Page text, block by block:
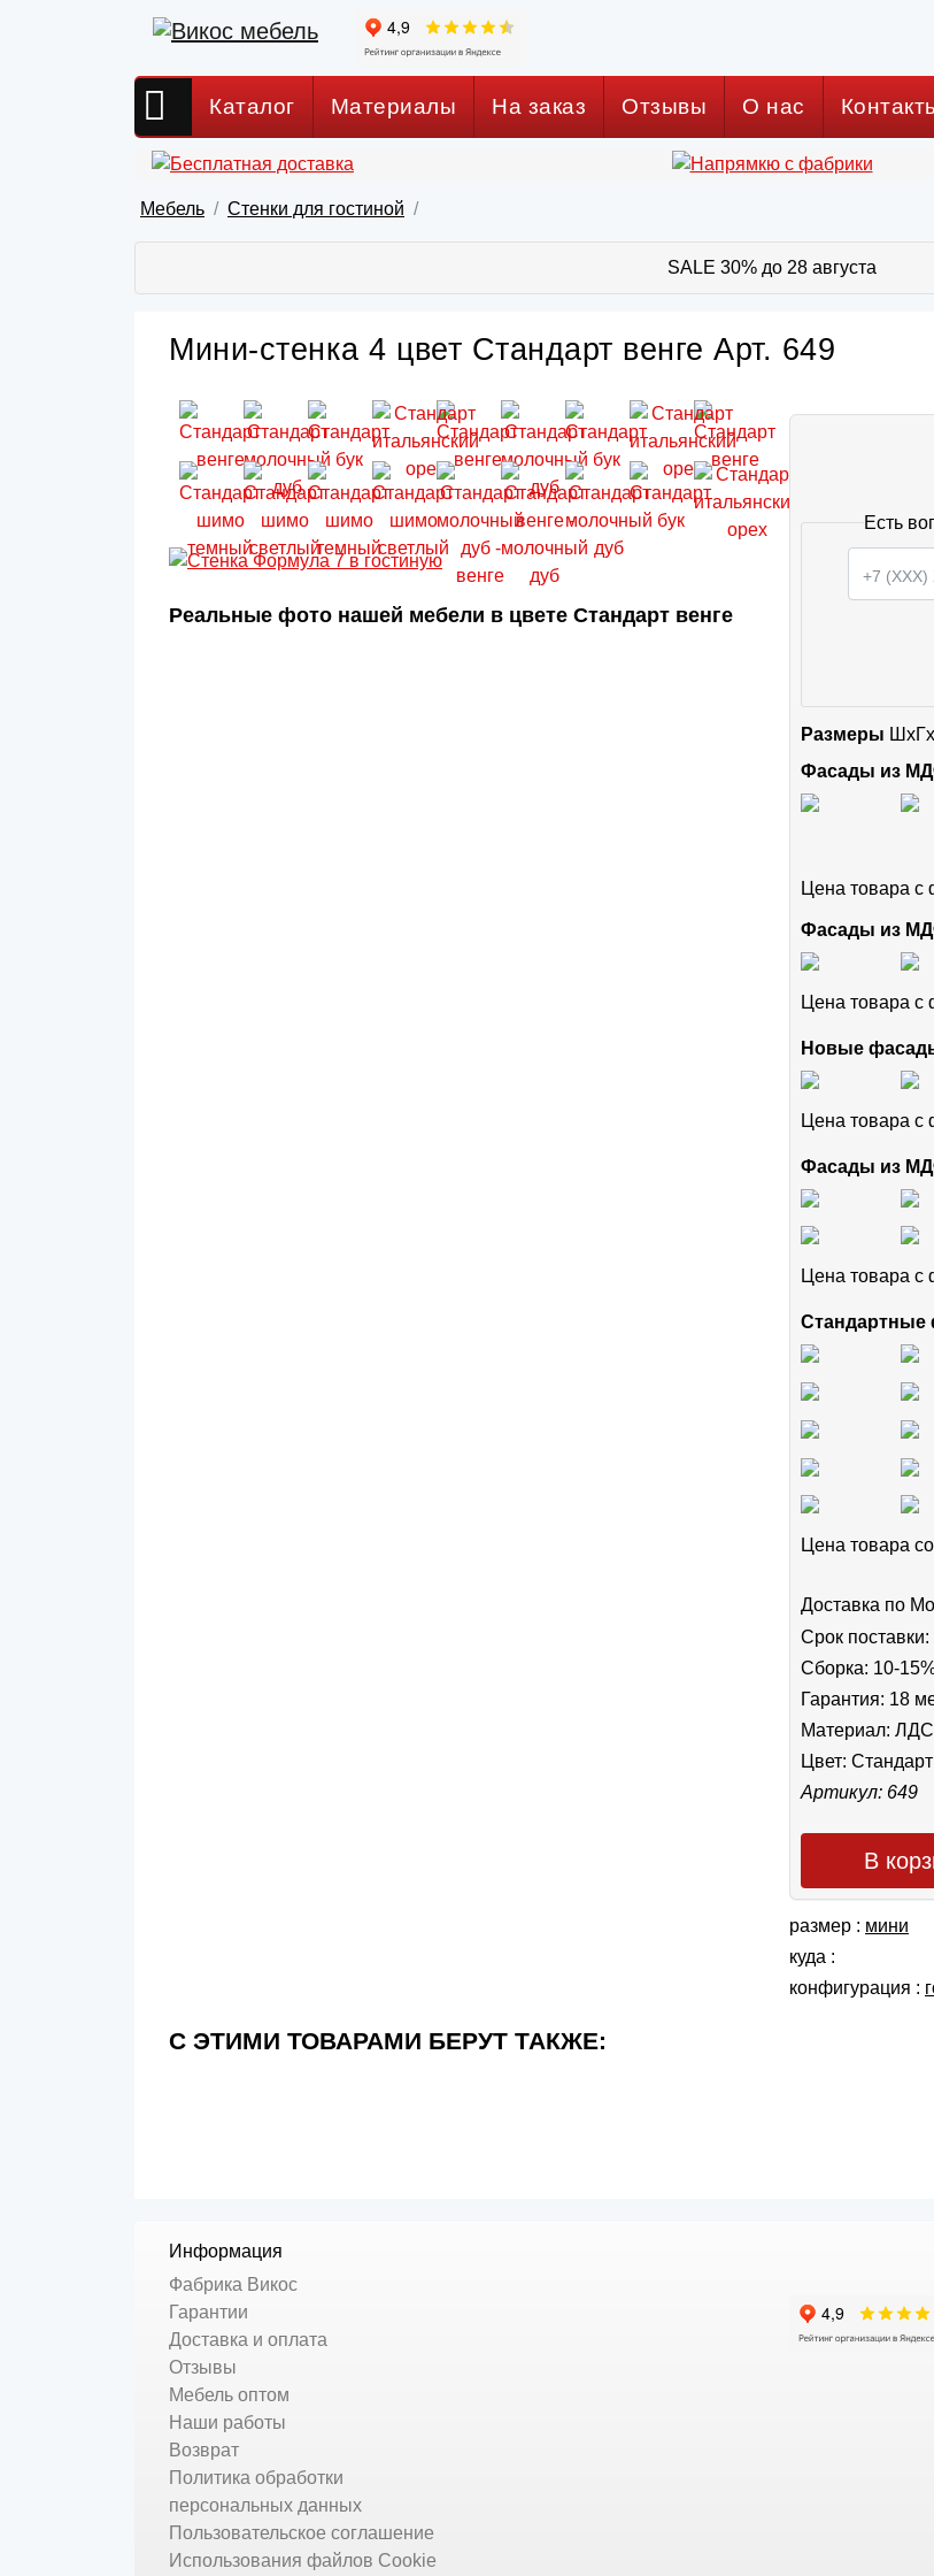
Каталог Материалы На заказ Отзывы О нас
Мебель Стенки для гостиной
SALE 30% до 28 августа
Мини-стенка 4 цвет Стандарт венге Арт. 649
Реальные фото нашей мебели в цвете Стандарт венге
Есть
Размеры
Фасады из
Цена товара
Фасады из
Цена товара
Новые
Цена товара
Фасады из
Цена товара с
Цена товара
Доставка по
Срок
Сборка: 10-
Гарантия: 18
Материал:
Цвет:
Артикул: 649
В
размер : мини
куда :
конфигурация :
С ЭТИМИ ТОВАРАМИ БЕРУТ ТАКЖЕ:
Информация
Фабрика Викос
Гарантии
Доставка и оплата
Отзывы
Мебель оптом
Наши работы
Возврат
Политика обработки
персональных данных
Пользовательское соглашение
Использования файлов Cookie